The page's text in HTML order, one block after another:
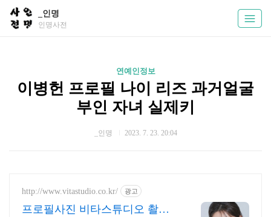
_인명
인명사전
연예인정보
이병헌 프로필 나이 리즈 과거얼굴
부인 자녀 실제키
_인명 2023. 7. 23. 20:04
http://www.vitastudio.co.kr/ 광고
프로필사진 비타스튜디오 촬영